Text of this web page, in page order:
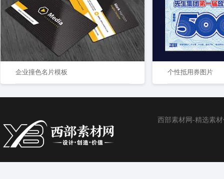
企业撞色名片模板 个性抵用券图片
西部素材网-精选素